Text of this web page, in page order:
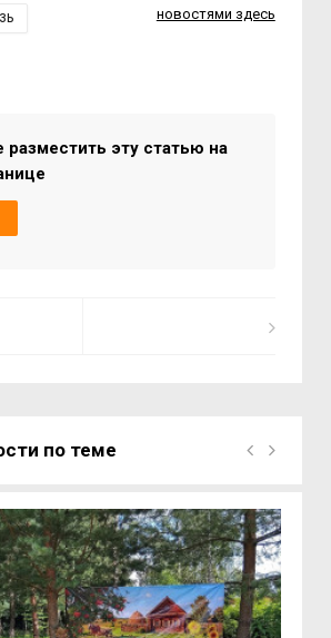
новостями здесь
эту статью на
по теме